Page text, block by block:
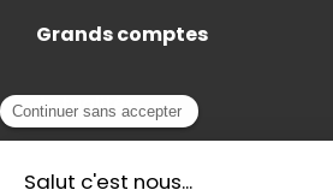
Grands comptes
Actualités